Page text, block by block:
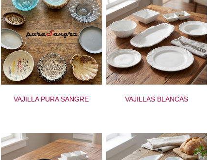
VAJILLA PURA SANGRE VAJILLAS BLANCAS